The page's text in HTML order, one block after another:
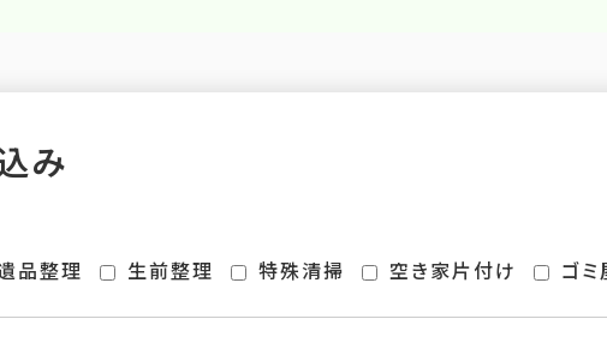
み
品整理 生前整理 特殊清掃 空き家片付け ゴ